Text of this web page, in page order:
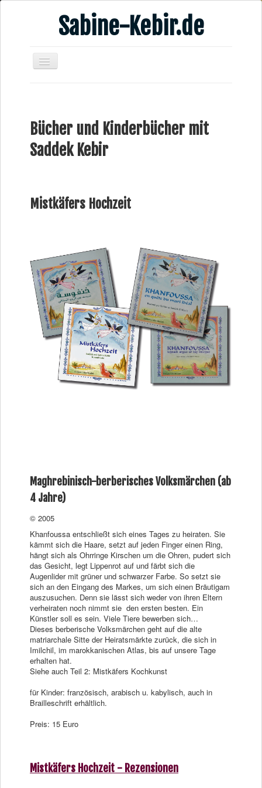
Sabine-Kebir.de
Publikationen
Veranstaltungsangebote
Verschiedenes
Bücher und Kinderbücher mit
Saddek Kebir
Mistkäfers Hochzeit
Maghrebinisch-berberisches Volksmärchen (ab
4 Jahre)
© 2005
Khanfoussa entschließt sich eines Tages zu heiraten. Sie
kämmt sich die Haare, setzt auf jeden Finger einen Ring,
hängt sich als Ohrringe Kirschen um die Ohren, pudert sich
das Gesicht, legt Lippenrot auf und färbt sich die
Augenlider mit grüner und schwarzer Farbe. So setzt sie
sich an den Eingang des Markes, um sich einen Bräutigam
auszusuchen. Denn sie lässt sich weder von ihren Eltern
verheiraten noch nimmt sie den ersten besten. Ein
Künstler soll es sein. Viele Tiere bewerben sich…
Dieses berberische Volksmärchen geht auf die alte
matriarchale Sitte der Heiratsmärkte zurück, die sich in
Imilchil, im marokkanischen Atlas, bis auf unsere Tage
erhalten hat.
Siehe auch Teil 2: Mistkäfers Kochkunst
für Kinder: französisch, arabisch u. kabylisch, auch in
Brailleschrift erhältlich.
Preis: 15 Euro
Mistkäfers Hochzeit - Rezensionen